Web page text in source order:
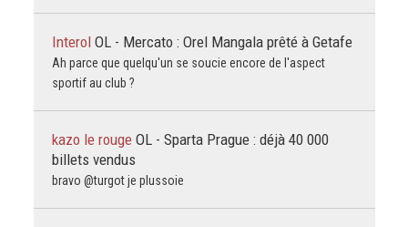
Interol OL - Mercato : Orel Mangala prêté à Getafe
Ah parce que quelqu'un se soucie encore de l'aspect
sportif au club ?
kazo le rouge OL - Sparta Prague : déjà 40 000
billets vendus
bravo @turgot je plussoie